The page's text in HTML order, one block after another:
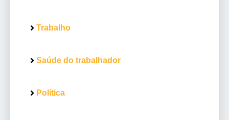
Trabalho
Saúde do trabalhador
Política